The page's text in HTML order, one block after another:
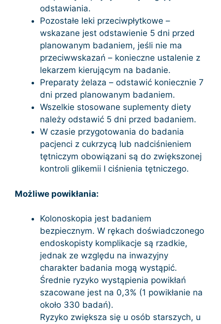
odstawiania.
Pozostałe leki przeciwpłytkowe –
wskazane jest odstawienie 5 dni przed
planowanym badaniem, jeśli nie ma
przeciwwskazań – konieczne ustalenie z
lekarzem kierującym na badanie.
Preparaty żelaza – odstawić koniecznie 7
dni przed planowanym badaniem.
Wszelkie stosowane suplementy diety
należy odstawić 5 dni przed badaniem.
W czasie przygotowania do badania
pacjenci z cukrzycą lub nadciśnieniem
tętniczym obowiązani są do zwiększonej
kontroli glikemii I ciśnienia tętniczego.
Możliwe powikłania:
Kolonoskopia jest badaniem
bezpiecznym. W rękach doświadczonego
endoskopisty komplikacje są rzadkie,
jednak ze względu na inwazyjny
charakter badania mogą wystąpić.
Średnie ryzyko wystąpienia powikłań
szacowane jest na 0,3% (1 powikłanie na
około 330 badań).
Ryzyko zwiększa się u osób starszych, u